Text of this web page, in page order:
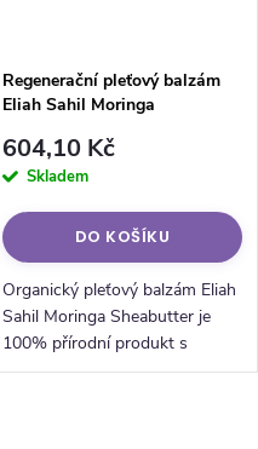
Regenerační pleťový balzám
Eliah Sahil Moringa
604,10 Kč
Skladem
DO KOŠÍKU
Organický pleťový balzám Eliah
Sahil Moringa Sheabutter je
100% přírodní produkt s
extrakty moringy, heřmánku a